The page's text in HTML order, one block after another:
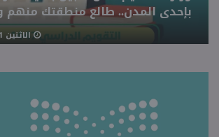
بإحدى المدن.. طالع منطقتك منهم
الاثنين 11-08-2025 04:31 مـ